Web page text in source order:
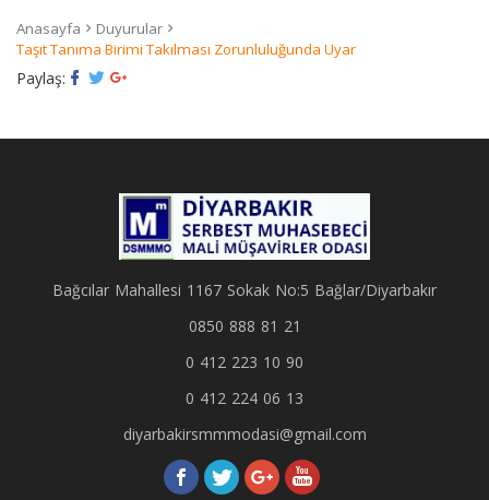
Anasayfa
Duyurular
Taşıt Tanıma Birimi Takılması Zorunluluğunda Uyar
Paylaş:
Bağcılar Mahallesi 1167 Sokak No:5 Bağlar/Diyarbakır
0850 888 81 21
0 412 223 10 90
0 412 224 06 13
diyarbakirsmmmodasi@gmail.com